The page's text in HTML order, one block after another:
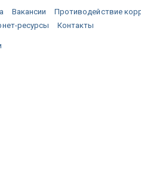
Вакансии
Противодействие
ресурсы
Контакты